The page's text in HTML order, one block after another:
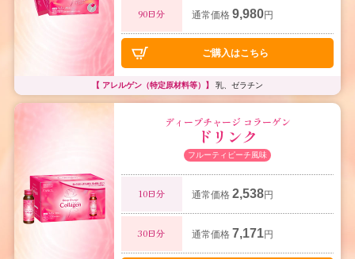
90日分 通常価格 9,980円
ご購入はこちら
【 アレルゲン（特定原材料等）】 乳、ゼラチン
ディープチャージ コラーゲン
ドリンク
フルーティピーチ風味
10日分 通常価格 2,538円
30日分 通常価格 7,171円